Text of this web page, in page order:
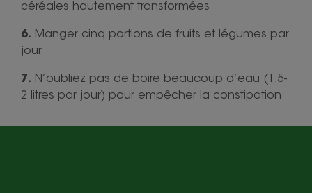
céréales hautement transformées
6. Manger cinq portions de fruits et légumes par
jour
7. N’oubliez pas de boire beaucoup d’eau (1.5-
2 litres par jour) pour empêcher la constipation